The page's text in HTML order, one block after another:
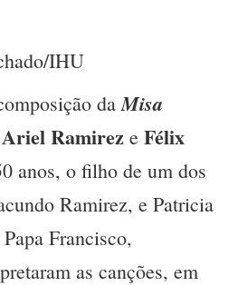
IHU
daMisa
Ariel Ramirez eFélix
anos, o filho de um dos
Ramirez, e Patricia
Francisco,
as canções, em